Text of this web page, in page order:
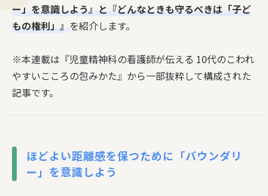
ー」を意識しよう』と『どんなときも守るべきは「子ど
もの権利」』 を紹介します。
※本連載は『児童精神科の看護師が伝える 10代のこわれ
やすいこころの包みかた』から一部抜粋して構成された
記事です。
ほどよい距離感を保つために「バウンダリ
ー」を意識しよう